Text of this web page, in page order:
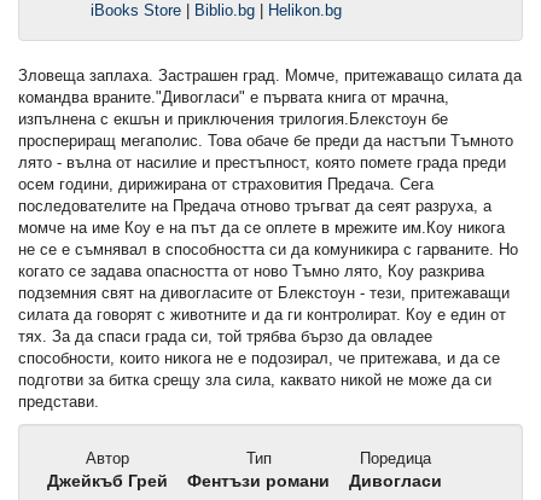
iBooks Store
Biblio.bg Helikon.bg
Зловеща заплаха. Застрашен град. Момче, притежаващо силата да
командва враните."Дивогласи" е първата книга от мрачна,
изпълнена с екшън и приключения трилогия.Блекстоун бе
проспериращ мегаполис. Това обаче бе преди да настъпи Тъмното
лято - вълна от насилие и престъпност, която помете града преди
осем години, дирижирана от страховития Предача. Сега
последователите на Предача отново тръгват да сеят разруха, а
момче на име Коу е на път да се оплете в мрежите им.Коу никога
не се е съмнявал в способността си да комуникира с гарваните. Но
когато се задава опасността от ново Тъмно лято, Коу разкрива
подземния свят на дивогласите от Блекстоун - тези, притежаващи
силата да говорят с животните и да ги контролират. Коу е един от
тях. За да спаси града си, той трябва бързо да овладее
способности, които никога не е подозирал, че притежава, и да се
подготви за битка срещу зла сила, каквато никой не може да си
представи.
Автор
Джейкъб Грей
Тип
Фентъзи романи
Поредица
Дивогласи